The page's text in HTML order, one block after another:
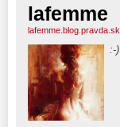
lafemme
lafemme.blog.pravda.sk
:-)